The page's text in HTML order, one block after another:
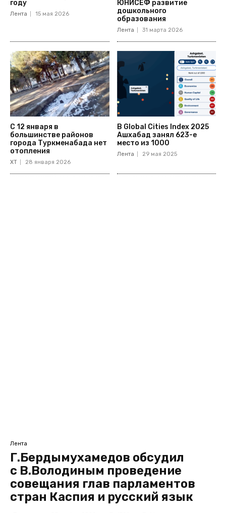
году
Лента 15 мая 2026
ЮНИСЕФ развитие
дошкольного
образования
Лента 31 марта 2026
С 12 января в
большинстве районов
города Туркменабада нет
отопления
ХТ 28 января 2026
В Global Cities Index 2025
Ашхабад занял 623-е
место из 1000
Лента 29 мая 2025